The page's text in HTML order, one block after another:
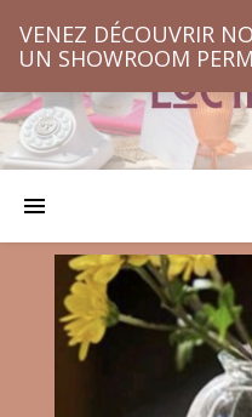
VENEZ DÉCOUVRIR
UN SHOWROOM